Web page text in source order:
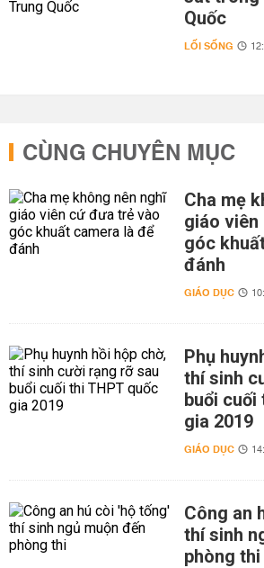
Quốc
LỐI SỐNG
CÙNG CHUYÊN MỤC
Cha mẹ
giáo
góc
đánh
GIÁO DỤC
Phụ
thí sinh
buổi cuối
gia 2019
GIÁO DỤC
Công an
thí sinh
phòng thi